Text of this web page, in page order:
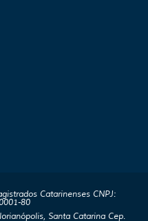
Catarinenses CNPJ:
80
Santa Catarina Cep.